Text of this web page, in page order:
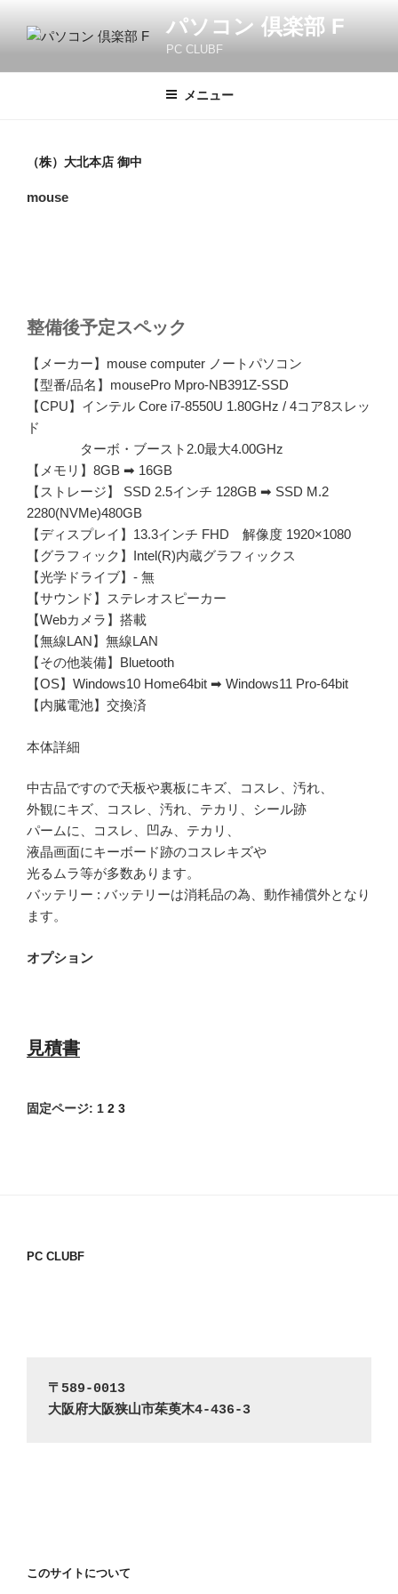
ン
パソコン 倶楽部 F
PC CLUBF
メニュー
（株）大北本店 御中
mouse
整備後予定スペック
【メーカー】mouse computer ノートパソコン
【型番/品名】mousePro Mpro-NB391Z-SSD
【CPU】インテル Core i7-8550U 1.80GHz / 4コア8スレッ
ド
ターボ・ブースト2.0最大4.00GHz
【メモリ】8GB ➡ 16GB
【ストレージ】 SSD 2.5インチ 128GB ➡ SSD M.2
2280(NVMe)480GB
【ディスプレイ】13.3インチ FHD 解像度 1920×1080
【グラフィック】Intel(R)内蔵グラフィックス
【光学ドライブ】- 無
【サウンド】ステレオスピーカー
【Webカメラ】搭載
【無線LAN】無線LAN
【その他装備】Bluetooth
【OS】Windows10 Home64bit ➡ Windows11 Pro-64bit
【内臓電池】交換済
本体詳細
中古品ですので天板や裏板にキズ、コスレ、汚れ、
外観にキズ、コスレ、汚れ、テカリ、シール跡
パームに、コスレ、凹み、テカリ、
液晶画面にキーボード跡のコスレキズや
光るムラ等が多数あります。
バッテリー : バッテリーは消耗品の為、動作補償外となり
ます。
オプション
見積書
固定ページ: 1 2 3
PC CLUBF
〒589-0013
大阪府大阪狭山市茱萸木4-436-3
このサイトについて